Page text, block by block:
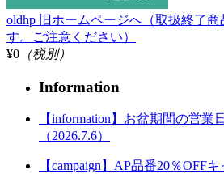
oldhp 旧ホームページへ（取扱終了商
す。ご注意ください）
¥0 （税別）
Information
【information】お盆期間の営業
（2026.7.6）
【campaign】AP品番20％OFF